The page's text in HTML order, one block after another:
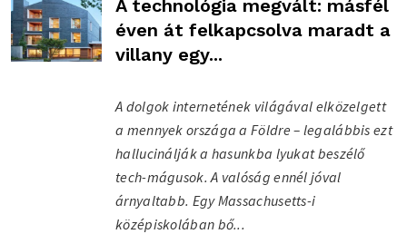
A technológia megvált: másfél
éven át felkapcsolva maradt a
villany egy...
A dolgok internetének világával elközelgett
a mennyek országa a Földre – legalábbis ezt
hallucinálják a hasunkba lyukat beszélő
tech-mágusok. A valóság ennél jóval
árnyaltabb. Egy Massachusetts-i
középiskolában bő...